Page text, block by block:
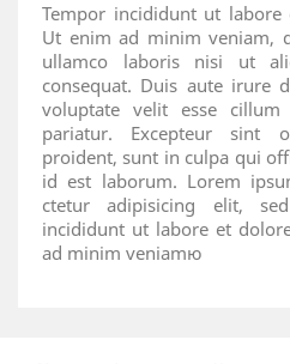
Tempor incididunt ut
Ut enim ad minim veniam,
ullamco laboris nisi ut
consequat. Duis aute irure
voluptate velit esse
pariatur. Excepteur sint
proident, sunt in culpa qui
id est laborum. Lorem
ctetur adipisicing elit,
incididunt ut labore et
ad minim veniamю